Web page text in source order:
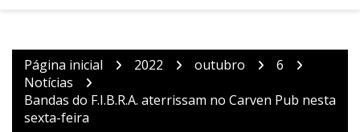
Página inicial 2022 outubro
6
Notícias
Bandas do F.I.B.R.A. aterrissam no Carven Pub nesta
sexta-feira